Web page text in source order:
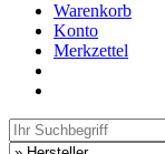
Warenkorb
Konto
Merkzettel